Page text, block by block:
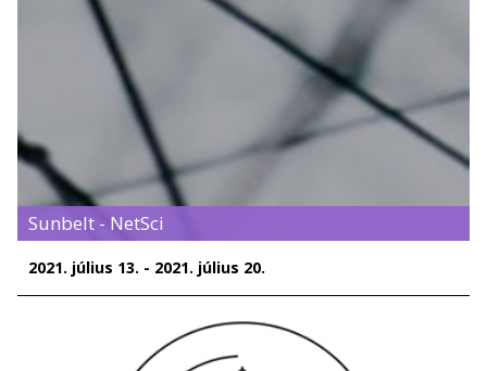
Sunbelt - NetSci
2021. július 13. - 2021. július 20.